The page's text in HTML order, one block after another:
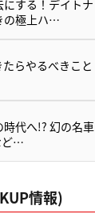
にする！デイトナ
の極上ハ…
らやるべきこと
代へ!? 幻の名車
ど…
情報)